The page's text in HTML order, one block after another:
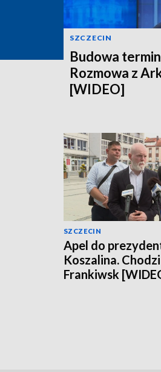
SZCZECIN
Budowa
Rozmowa z
[WIDEO]
SZCZECIN
Apel do
Koszalina.
Frankiwsk